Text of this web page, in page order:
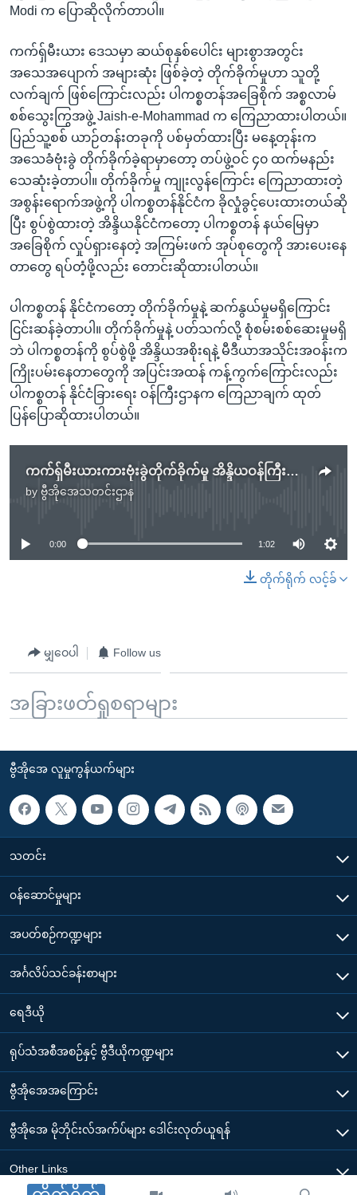
Modi က ပြောဆိုလိုက်တာပါ။
ကက်ရှ်မီးယား ဒေသမှာ ဆယ်စုနှစ်ပေါင်း များစွာအတွင်း
အသေအပျောက် အများဆုံး ဖြစ်ခဲ့တဲ့ တိုက်ခိုက်မှုဟာ သူတို့
လက်ချက် ဖြစ်ကြောင်းလည်း ပါကစ္စတန်အခြေစိုက် အစ္စလာမ်
စစ်သွေးကြွအဖွဲ့ Jaish-e-Mohammad က ကြေညာထားပါတယ်။
ပြည်သူ့စစ် ယာဉ်တန်းတခုကို ပစ်မှတ်ထားပြီး မနေ့တုန်းက
အသေခံဗုံးခွဲ တိုက်ခိုက်ခဲ့ရာမှာတော့ တပ်ဖွဲ့ဝင် ၄၀ ထက်မနည်း
သေဆုံးခဲ့တာပါ။ တိုက်ခိုက်မှု ကျုးလွန်ကြောင်း ကြေညာထားတဲ့
အစွန်းရောက်အဖွဲ့ကို ပါကစ္စတန်နိုင်ငံက ခိုလှုံခွင့်ပေးထားတယ်ဆို
ပြီး စွပ်စွဲထားတဲ့ အိန္ဒိယနိုင်ငံကတော့ ပါကစ္စတန် နယ်မြေမှာ
အခြေစိုက် လှုပ်ရှားနေတဲ့ အကြမ်းဖက် အုပ်စုတွေကို အားပေးနေ
တာတွေ ရပ်တံ့ဖို့လည်း တောင်းဆိုထားပါတယ်။
ပါကစ္စတန် နိုင်ငံကတော့ တိုက်ခိုက်မှုနဲ့ ဆက်နွယ်မှုမရှိကြောင်း
ငြင်းဆန်ခဲ့တာပါ။ တိုက်ခိုက်မှုနဲ့ ပတ်သက်လို့ စုံစမ်းစစ်ဆေးမှုမရှိ
ဘဲ ပါကစ္စတန်ကို စွပ်စွဲဖို့ အိန္ဒိယအစိုးရနဲ့ မီဒီယာအသိုင်းအဝန်းက
ကြိုးပမ်းနေတာတွေကို အပြင်းအထန် ကန့်ကွက်ကြောင်းလည်း
ပါကစ္စတန် နိုင်ငံခြားရေး ဝန်ကြီးဌာနက ကြေညာချက် ထုတ်
ပြန်ပြောဆိုထားပါတယ်။
ကက်ရှ်မီးယားကားဗုံးခွဲတိုက်ခိုက်မှု အိန္ဒိယဝန်ကြီးချုပ် Modi အကြမ်းဖက်သမားတွေကို သတိပေး
by ဗွီအိုအေသတင်းဌာန
No media source currently available
0:00 1:02
တိုက်ရိုက် လင့်ခ်
မျှဝေပါ Follow us
အခြားဖတ်ရှုစရာများ
ဗွီအိုအေ လူမှုကွန်ယက်များ
သတင်း
၀န်ဆောင်မှုများ
အပတ်စဉ်ကဏ္ဍများ
အင်္ဂလိပ်သင်ခန်းစာများ
ရေဒီယို
ရုပ်သံအစီအစဉ်နှင့် ဗွီဒီယိုကဏ္ဍများ
ဗွီအိုအေအကြောင်း
ဗွီအိုအေ မိုဘိုင်းလ်အက်ပ်များ ဒေါင်းလုတ်ယူရန်
Other Links